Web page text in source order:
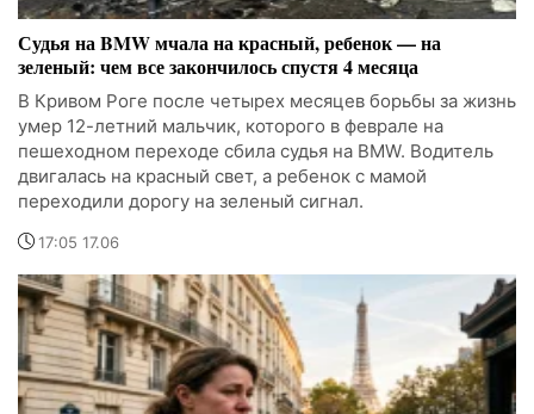
Судья на BMW мчала на красный, ребенок — на
зеленый: чем все закончилось спустя 4 месяца
В Кривом Роге после четырех месяцев борьбы за жизнь
умер 12-летний мальчик, которого в феврале на
пешеходном переходе сбила судья на BMW. Водитель
двигалась на красный свет, а ребенок с мамой
переходили дорогу на зеленый сигнал.
17:05 17.06